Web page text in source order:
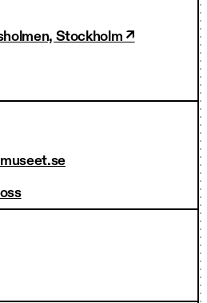
Stockholm ↗